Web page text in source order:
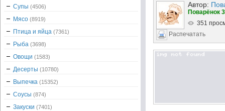
Автор:
Поварёнок
351
Распечатать
Супы (4506)
Мясо (8919)
Птица и яйца (7361)
Рыба (3698)
Овощи (1583)
Десерты (10780)
Выпечка (15352)
Соусы (874)
Закуски (7401)